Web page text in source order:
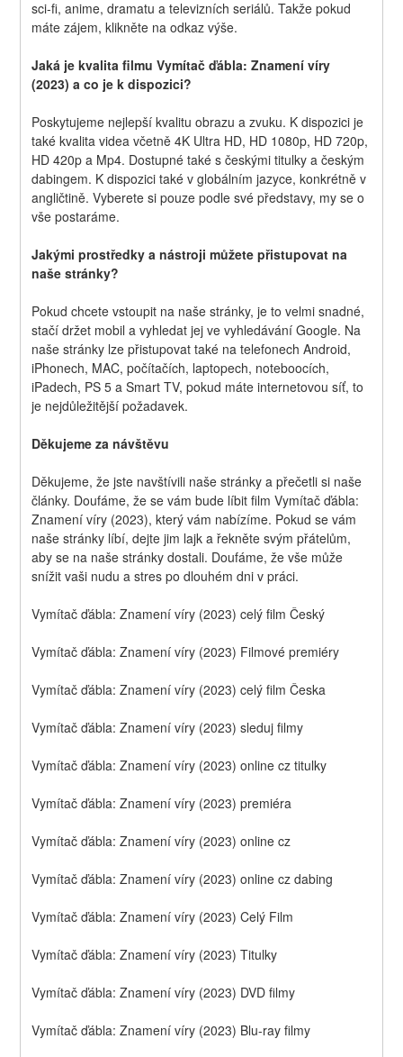
sci-fi, anime, dramatu a televizních seriálů. Takže pokud
máte zájem, klikněte na odkaz výše.
Jaká je kvalita filmu Vymítač ďábla: Znamení víry
(2023) a co je k dispozici?
Poskytujeme nejlepší kvalitu obrazu a zvuku. K dispozici je
také kvalita videa včetně 4K Ultra HD, HD 1080p, HD 720p,
HD 420p a Mp4. Dostupné také s českými titulky a českým
dabingem. K dispozici také v globálním jazyce, konkrétně v
angličtině. Vyberete si pouze podle své představy, my se o
vše postaráme.
Jakými prostředky a nástroji můžete přistupovat na
naše stránky?
Pokud chcete vstoupit na naše stránky, je to velmi snadné,
stačí držet mobil a vyhledat jej ve vyhledávání Google. Na
naše stránky lze přistupovat také na telefonech Android,
iPhonech, MAC, počítačích, laptopech, noteboocích,
iPadech, PS 5 a Smart TV, pokud máte internetovou síť, to
je nejdůležitější požadavek.
Děkujeme za návštěvu
Děkujeme, že jste navštívili naše stránky a přečetli si naše
články. Doufáme, že se vám bude líbit film Vymítač ďábla:
Znamení víry (2023), který vám nabízíme. Pokud se vám
naše stránky líbí, dejte jim lajk a řekněte svým přátelům,
aby se na naše stránky dostali. Doufáme, že vše může
snížit vaši nudu a stres po dlouhém dni v práci.
Vymítač ďábla: Znamení víry (2023) celý film Český
Vymítač ďábla: Znamení víry (2023) Filmové premiéry
Vymítač ďábla: Znamení víry (2023) celý film Česka
Vymítač ďábla: Znamení víry (2023) sleduj filmy
Vymítač ďábla: Znamení víry (2023) online cz titulky
Vymítač ďábla: Znamení víry (2023) premiéra
Vymítač ďábla: Znamení víry (2023) online cz
Vymítač ďábla: Znamení víry (2023) online cz dabing
Vymítač ďábla: Znamení víry (2023) Celý Film
Vymítač ďábla: Znamení víry (2023) Titulky
Vymítač ďábla: Znamení víry (2023) DVD filmy
Vymítač ďábla: Znamení víry (2023) Blu-ray filmy